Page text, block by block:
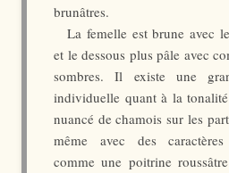
brunâtres.
La femelle est brune avec
et le dessous plus pâle avec
sombres. Il existe une
individuelle quant à la
nuancé de chamois sur les
même avec des
comme une poitrine